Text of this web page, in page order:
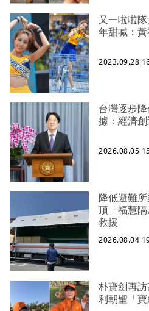
又一啦啦
年甜喊：
2023.09.28
台灣逐步
據：經濟
2026.08.05
降低避難
頂「福慧
救援
2026.08.04
朴寶劍再
利朝聖「